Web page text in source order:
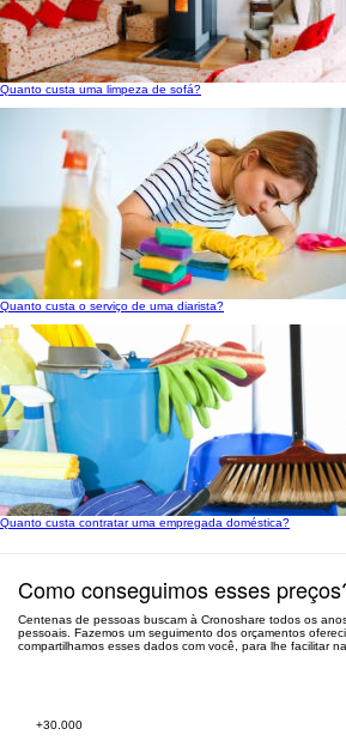
Quanto custa uma limpeza de sofá?
Quanto custa o serviço de uma diarista?
Quanto custa contratar uma empregada doméstica?
Como conseguimos esses
Centenas de pessoas buscam à Cronoshare todos os
pessoais. Fazemos um seguimento dos orçamentos
compartilhamos esses dados com você, para lhe facilitar
+30.000